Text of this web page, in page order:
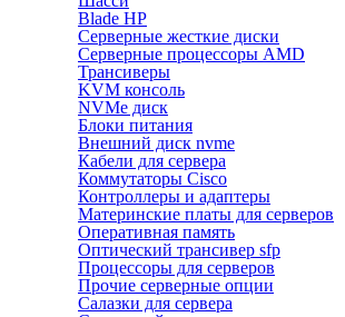
Blade HP
Серверные жесткие диски
Серверные процессоры AMD
Трансиверы
KVM консоль
NVMe диск
Блоки питания
Внешний диск nvme
Кабели для сервера
Коммутаторы Cisco
Контроллеры и адаптеры
Материнские платы для серверов
Оперативная память
Оптический трансивер sfp
Процессоры для серверов
Прочие серверные опции
Салазки для сервера